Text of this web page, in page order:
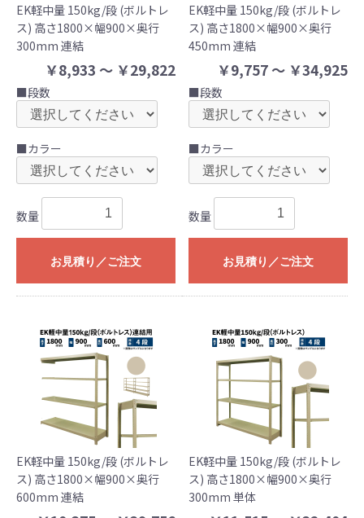
EK軽中量 150kg/段 (ボルトレ
ス) 高さ1800×幅900×奥行
300mm 連結
￥8,933 ～ ￥29,822
■段数
■カラー
数量
お見積り／ご注文
EK軽中量 150kg/段 (ボルトレ
ス) 高さ1800×幅900×奥行
450mm 連結
￥9,757 ～ ￥34,925
■段数
■カラー
数量
お見積り／ご注文
EK軽中量 150kg/段 (ボルトレ
ス) 高さ1800×幅900×奥行
600mm 連結
EK軽中量 150kg/段 (ボルトレ
ス) 高さ1800×幅900×奥行
300mm 単体